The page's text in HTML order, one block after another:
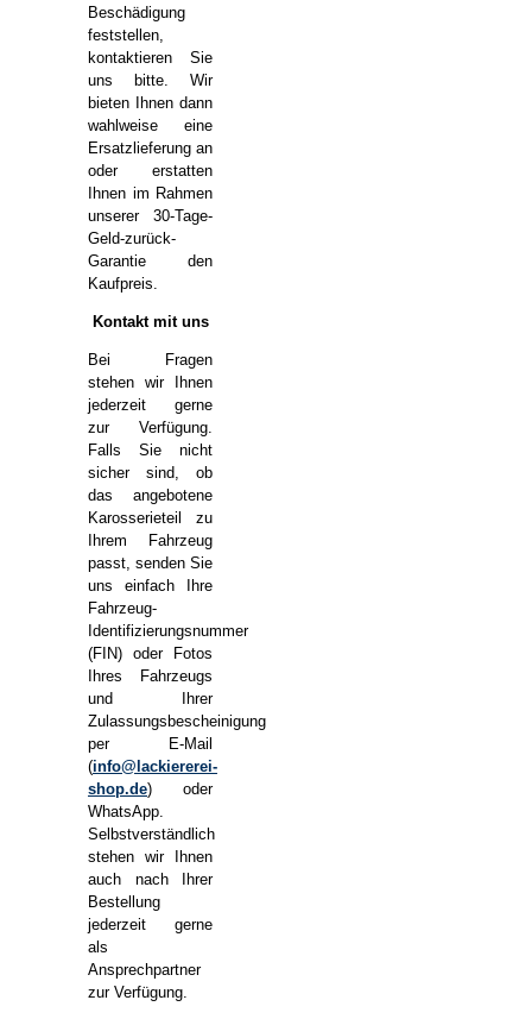
Beschädigung
feststellen,
kontaktieren Sie
uns bitte. Wir
bieten Ihnen dann
wahlweise eine
Ersatzlieferung an
oder erstatten
Ihnen im Rahmen
unserer 30-Tage-
Geld-zurück-
Garantie den
Kaufpreis.
Kontakt mit uns
Bei Fragen
stehen wir Ihnen
jederzeit gerne
zur Verfügung.
Falls Sie nicht
sicher sind, ob
das angebotene
Karosserieteil zu
Ihrem Fahrzeug
passt, senden Sie
uns einfach Ihre
Fahrzeug-
Identifizierungsnummer
(FIN) oder Fotos
Ihres Fahrzeugs
und Ihrer
Zulassungsbescheinigung
per E-Mail
(info@lackiererei-
shop.de) oder
WhatsApp.
Selbstverständlich
stehen wir Ihnen
auch nach Ihrer
Bestellung
jederzeit gerne
als
Ansprechpartner
zur Verfügung.